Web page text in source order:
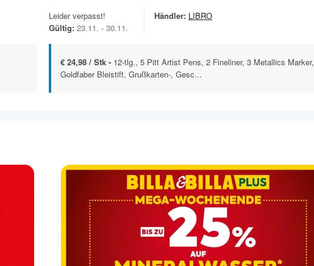
Leider verpasst!
Gültig: 23.11. - 30.11.
Händler: LIBRO
€ 24,98 / Stk - 12-tlg., 5 Pitt Artist Pens, 2 Fineliner, 3 Metallics Marker,
Goldfaber Bleistift, Grußkarten-, Gesc...